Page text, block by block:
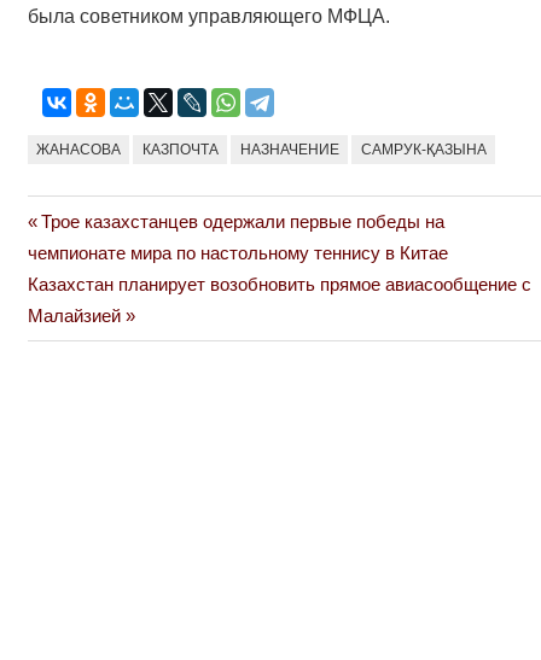
была советником управляющего МФЦА.
ЖАНАСОВА КАЗПОЧТА НАЗНАЧЕНИЕ САМРУК-ҚАЗЫНА
Навигация
по
записям
Previous
Post:
Трое казахстанцев одержали первые победы на
чемпионате мира по настольному теннису в Китае
Next
Post:
Казахстан планирует возобновить прямое авиасообщение с
Малайзией